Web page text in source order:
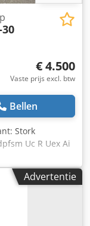
€ 4.500
Vaste prijs excl. btw
Bellen
Stork
Uc R Uex Ai
Advertentie